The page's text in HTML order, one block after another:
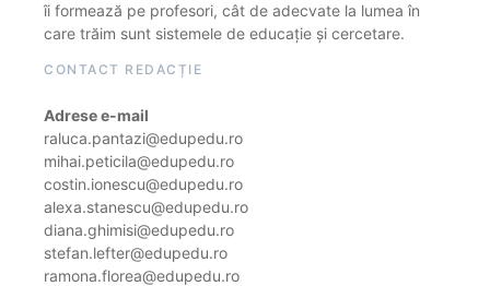
îi formează pe profesori, cât de adecvate la lumea în
care trăim sunt sistemele de educație și cercetare.
CONTACT REDACȚIE
Adrese e-mail
raluca.pantazi@edupedu.ro
mihai.peticila@edupedu.ro
costin.ionescu@edupedu.ro
alexa.stanescu@edupedu.ro
diana.ghimisi@edupedu.ro
stefan.lefter@edupedu.ro
ramona.florea@edupedu.ro